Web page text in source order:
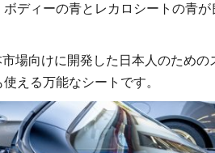
ディーの青とレカロシートの青が
場向けに開発した日本人のための
える万能なシートです。